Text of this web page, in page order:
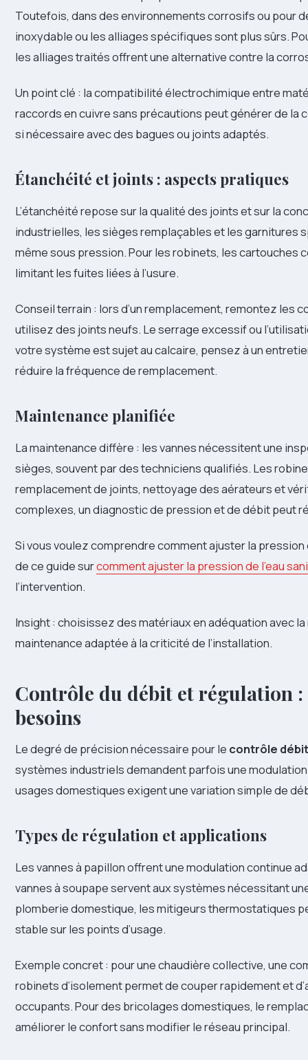
Toutefois, dans des environnements corrosifs ou pour
inoxydable ou les alliages spécifiques sont plus sûrs.
les alliages traités offrent une alternative contre la
Un point clé : la compatibilité électrochimique entre
raccords en cuivre sans précautions peut générer de la
si nécessaire avec des bagues ou joints adaptés.
Étanchéité et joints : aspects pratiques
L’étanchéité repose sur la qualité des joints et sur la
industrielles, les sièges remplaçables et les garnitures
même sous pression. Pour les robinets, les cartouches
limitant les fuites liées à l’usure.
Conseil terrain : lors d’un remplacement, remontez les
utilisez des joints neufs. Le serrage excessif ou
votre système est sujet au calcaire, pensez à un
réduire la fréquence de remplacement.
Maintenance planifiée
La maintenance diffère : les vannes nécessitent une
sièges, souvent par des techniciens qualifiés. Les
remplacement de joints, nettoyage des aérateurs et
complexes, un diagnostic de pression et de débit peut
Si vous voulez comprendre comment ajuster la pression
de ce guide surcomment ajuster la pression de l’eau
l’intervention.
Insight : choisissez des matériaux en adéquation avec
maintenance adaptée à la criticité de l’installation.
Contrôle du débit et régulation :
besoins
Le degré de précision nécessaire pour le contrôle débit
systèmes industriels demandent parfois une
usages domestiques exigent une variation simple de
Types de régulation et applications
Les vannes à papillon offrent une modulation continue
vannes à soupape servent aux systèmes nécessitant
plomberie domestique, les mitigeurs thermostatiques
stable sur les points d’usage.
Exemple concret : pour une chaudière collective, une
robinets d’isolement permet de couper rapidement et
occupants. Pour des bricolages domestiques, le
améliorer le confort sans modifier le réseau principal.